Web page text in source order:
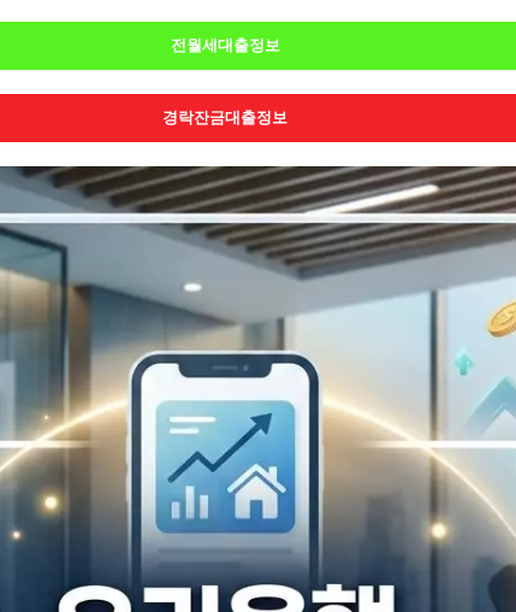
전월세대출정보
경락잔금대출정보